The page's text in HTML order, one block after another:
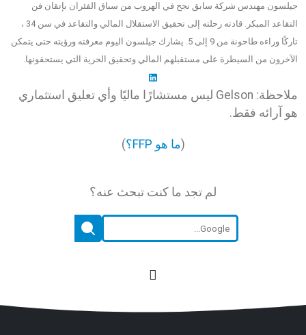
جيلسون مهندس شركة سابق نجح في الهروب من سباق الفئران بإتقان فن
التقاعد المبكر. قادته رحلته إلى تحقيق الاستقلال المالي والتقاعد في سن 34 ،
تاركًا وراءه طاحونة من 9 إلى 5. يشارك جيلسون اليوم معرفته ورؤيته حتى يتمكن
الآخرون من السيطرة على مستقبلهم المالي وتحقيق الحرية التي يستحقونها.
ملاحظة: Gelson ليس مستشارًا ماليًا وأي تعليق استثماري
هو آرائه فقط.
(ما هو FFP؟ )
لم تجد ما كنت تبحث عنه؟